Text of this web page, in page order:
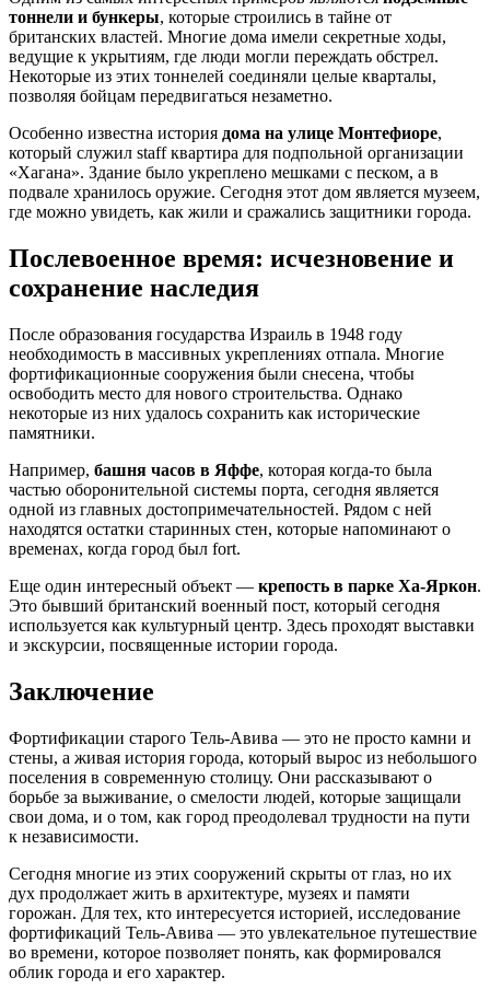
тоннели и бункеры, которые строились в тайне от
британских властей. Многие дома имели секретные ходы,
ведущие к укрытиям, где люди могли переждать обстрел.
Некоторые из этих тоннелей соединяли целые кварталы,
позволяя бойцам передвигаться незаметно.
Особенно известна история дома на улице Монтефиоре,
который служил staff квартира для подпольной организации
«Хагана». Здание было укреплено мешками с песком, а в
подвале хранилось оружие. Сегодня этот дом является музеем,
где можно увидеть, как жили и сражались защитники города.
Послевоенное время: исчезновение и
сохранение наследия
После образования государства Израиль в 1948 году
необходимость в массивных укреплениях отпала. Многие
фортификационные сооружения были снесена, чтобы
освободить место для нового строительства. Однако
некоторые из них удалось сохранить как исторические
памятники.
Например, башня часов в Яффе, которая когда-то была
частью оборонительной системы порта, сегодня является
одной из главных достопримечательностей. Рядом с ней
находятся остатки старинных стен, которые напоминают о
временах, когда город был fort.
Еще один интересный объект — крепость в парке Ха-Яркон.
Это бывший британский военный пост, который сегодня
используется как культурный центр. Здесь проходят выставки
и экскурсии, посвященные истории города.
Заключение
Фортификации старого Тель-Авива — это не просто камни и
стены, а живая история города, который вырос из небольшого
поселения в современную столицу. Они рассказывают о
борьбе за выживание, о смелости людей, которые защищали
свои дома, и о том, как город преодолевал трудности на пути
к независимости.
Сегодня многие из этих сооружений скрыты от глаз, но их
дух продолжает жить в архитектуре, музеях и памяти
горожан. Для тех, кто интересуется историей, исследование
фортификаций Тель-Авива — это увлекательное путешествие
во времени, которое позволяет понять, как формировался
облик города и его характер.